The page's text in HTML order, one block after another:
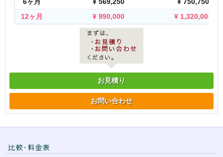
6ヶ月
¥ 569,250 ¥750,750
12ヶ月
¥ 990,000 ¥1,320,000
お見積り
お問い合わせ